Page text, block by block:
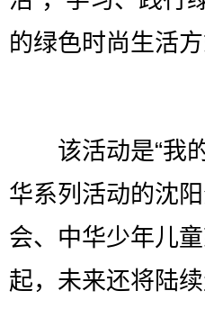
的绿色时尚生活方
该活动是“我的
华系列活动的沈
会、中华少年儿
起，未来还将陆